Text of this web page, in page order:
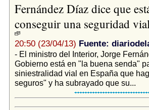
Fernández Díaz dice que
conseguir una seguridad
20:50 (23/04/13) Fuente:
- El ministro del Interior, Jorge
Gobierno está en "la buena senda"
siniestralidad vial en España que
seguros" y ha subrayado que su...